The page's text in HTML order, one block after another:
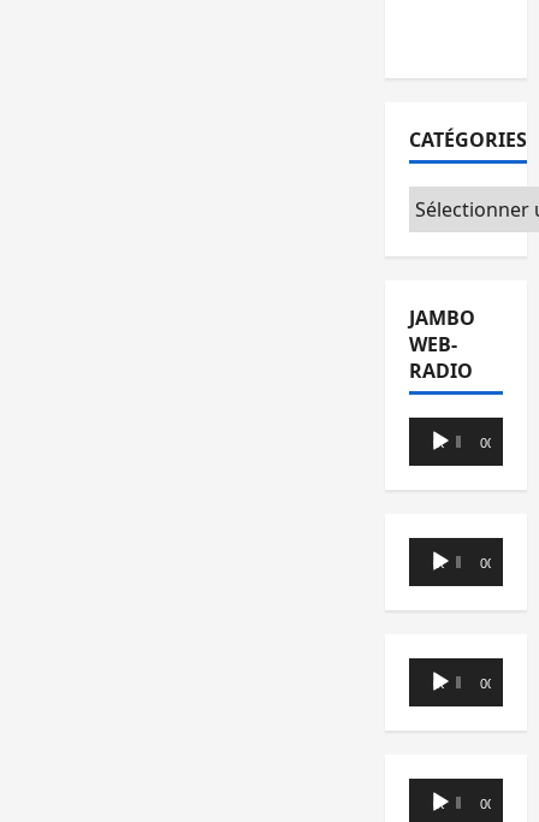
CATÉGORIES
Catégories
JAMBO
WEB-
RADIO
Lecteur
audio
00:00 00:00
Lecteur
audio
00:00 00:00
Lecteur
audio
00:00 00:00
Lecteur
00:00 00:00